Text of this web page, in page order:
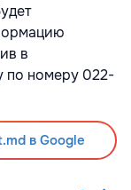
в
по номеру 022-
в Google